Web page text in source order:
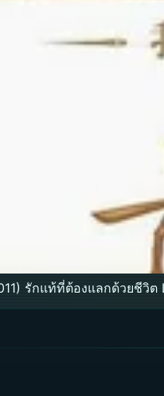
รักแท้ที่ต้องแลกด้วยชีวิ